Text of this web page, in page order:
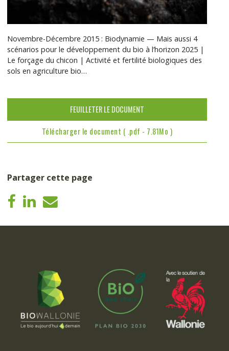
Novembre-Décembre 2015 : Biodynamie — Mais aussi 4
scénarios pour le développement du bio à l’horizon 2025 |
Le forçage du chicon | Activité et fertilité biologiques des
sols en agriculture bio…
FEUILLETER LE DOCUMENT
Télécharger le document ( .pdf - 7.81Mo )
Partager cette page